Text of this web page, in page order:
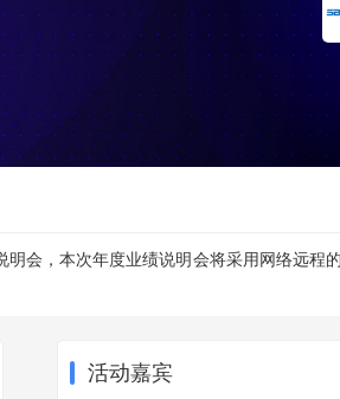
明会，本次年度业绩说明会将采用网络远程
活动嘉宾